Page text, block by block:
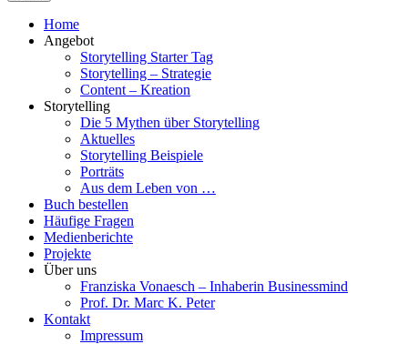
Home
Angebot
Storytelling Starter Tag
Storytelling – Strategie
Content – Kreation
Storytelling
Die 5 Mythen über Storytelling
Aktuelles
Storytelling Beispiele
Porträts
Aus dem Leben von …
Buch bestellen
Häufige Fragen
Medienberichte
Projekte
Über uns
Franziska Vonaesch – Inhaberin Businessmind
Prof. Dr. Marc K. Peter
Kontakt
Impressum